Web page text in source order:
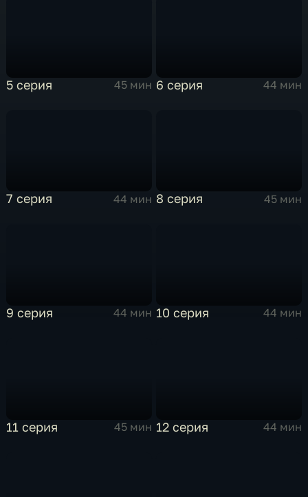
5 серия 45 мин 6 серия 44 мин
7 серия 44 мин 8 серия 45 мин
9 серия 44 мин 10 серия 44 мин
11 серия 45 мин 12 серия 44 мин